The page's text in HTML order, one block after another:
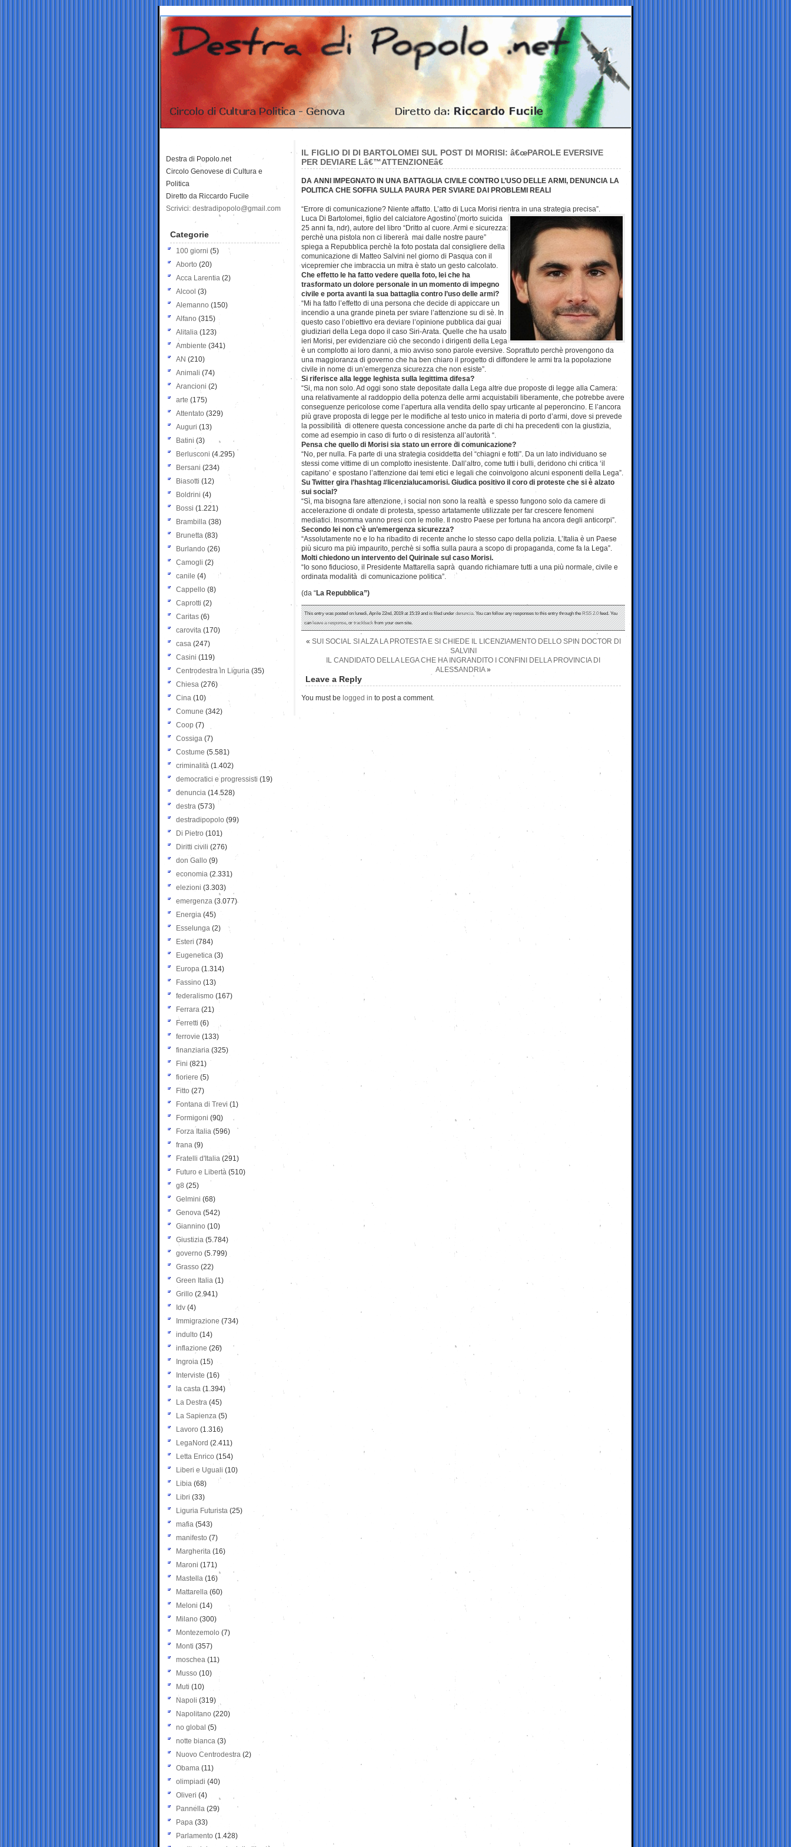
IL FIGLIO DI DI BARTOLOMEI SUL POST DI MORISI: â€œPAROLE EVERSIVE
PER DEVIARE Lâ€™ATTENZIONEâ€
DA ANNI IMPEGNATO IN UNA BATTAGLIA CIVILE CONTRO L’USO DELLE ARMI, DENUNCIA LA
POLITICA CHE SOFFIA SULLA PAURA PER SVIARE DAI PROBLEMI REALI
“Errore di comunicazione? Niente affatto. L’atto di Luca Morisi rientra in una strategia precisa”.
Luca Di Bartolomei, figlio del calciatore Agostino (morto suicida
25 anni fa, ndr), autore del libro “Dritto al cuore. Armi e sicurezza:
perchè una pistola non ci libererà mai dalle nostre paure”
spiega a Repubblica perchè la foto postata dal consigliere della
comunicazione di Matteo Salvini nel giorno di Pasqua con il
vicepremier che imbraccia un mitra è stato un gesto calcolato.
Che effetto le ha fatto vedere quella foto, lei che ha
trasformato un dolore personale in un momento di impegno
civile e porta avanti la sua battaglia contro l’uso delle armi?
“Mi ha fatto l’effetto di una persona che decide di appiccare un
incendio a una grande pineta per sviare l’attenzione su di sè. In
questo caso l’obiettivo era deviare l’opinione pubblica dai guai
giudiziari della Lega dopo il caso Siri-Arata. Quelle che ha usato
ieri Morisi, per evidenziare ciò che secondo i dirigenti della Lega
è un complotto ai loro danni, a mio avviso sono parole eversive. Soprattuto perchè provengono da
una maggioranza di governo che ha ben chiaro il progetto di diffondere le armi tra la popolazione
civile in nome di un’emergenza sicurezza che non esiste”.
Si riferisce alla legge leghista sulla legittima difesa?
“Si, ma non solo. Ad oggi sono state depositate dalla Lega altre due proposte di legge alla Camera:
una relativamente al raddoppio della potenza delle armi acquistabili liberamente, che potrebbe avere
conseguenze pericolose come l’apertura alla vendita dello spay urticante al peperoncino. E l’ancora
più grave proposta di legge per le modifiche al testo unico in materia di porto d’armi, dove si prevede
la possibilità di ottenere questa concessione anche da parte di chi ha precedenti con la giustizia,
come ad esempio in caso di furto o di resistenza all’autorità “.
Pensa che quello di Morisi sia stato un errore di comunicazione?
“No, per nulla. Fa parte di una strategia cosiddetta del “chiagni e fotti”. Da un lato individuano se
stessi come vittime di un complotto inesistente. Dall’altro, come tutti i bulli, deridono chi critica ‘il
capitano’ e spostano l’attenzione dai temi etici e legali che coinvolgono alcuni esponenti della Lega”.
Su Twitter gira l’hashtag #licenzialucamorisi. Giudica positivo il coro di proteste che si è alzato
sui social?
“Sì, ma bisogna fare attenzione, i social non sono la realtà e spesso fungono solo da camere di
accelerazione di ondate di protesta, spesso artatamente utilizzate per far crescere fenomeni
mediatici. Insomma vanno presi con le molle. Il nostro Paese per fortuna ha ancora degli anticorpi”.
Secondo lei non c’è un’emergenza sicurezza?
“Assolutamente no e lo ha ribadito di recente anche lo stesso capo della polizia. L’Italia è un Paese
più sicuro ma più impaurito, perchè si soffia sulla paura a scopo di propaganda, come fa la Lega”.
Molti chiedono un intervento del Quirinale sul caso Morisi.
“Io sono fiducioso, il Presidente Mattarella saprà quando richiamare tutti a una più normale, civile e
ordinata modalità di comunicazione politica”.
(da “La Repubblica”)
This entry was posted on lunedì, Aprile 22nd, 2019 at 15:19 and is filed underdenuncia. You can follow any responses to this entry through theRSS 2.0feed. You
canleave a response, ortrackbackfrom your own site.
« SUI SOCIAL SI ALZA LA PROTESTA E SI CHIEDE IL LICENZIAMENTO DELLO SPIN DOCTOR DI
SALVINI
IL CANDIDATO DELLA LEGA CHE HA INGRANDITO I CONFINI DELLA PROVINCIA DI
ALESSANDRIA»
Leave a Reply
You must be logged in to post a comment.
Destra di Popolo.net
Circolo Genovese di Cultura e
Politica
Diretto da Riccardo Fucile
Scrivici: destradipopolo@gmail.com
Categorie
100 giorni (5)
Aborto (20)
Acca Larentia (2)
Alcool (3)
Alemanno (150)
Alfano (315)
Alitalia (123)
Ambiente (341)
AN (210)
Animali (74)
Arancioni (2)
arte (175)
Attentato (329)
Auguri (13)
Batini (3)
Berlusconi (4.295)
Bersani (234)
Biasotti (12)
Boldrini (4)
Bossi (1.221)
Brambilla (38)
Brunetta (83)
Burlando (26)
Camogli (2)
canile (4)
Cappello (8)
Caprotti (2)
Caritas (6)
carovita (170)
casa (247)
Casini (119)
Centrodestra in Liguria (35)
Chiesa (276)
Cina (10)
Comune (342)
Coop (7)
Cossiga (7)
Costume (5.581)
criminalità (1.402)
democratici e progressisti (19)
denuncia (14.528)
destra (573)
destradipopolo (99)
Di Pietro (101)
Diritti civili (276)
don Gallo (9)
economia (2.331)
elezioni (3.303)
emergenza (3.077)
Energia (45)
Esselunga (2)
Esteri (784)
Eugenetica (3)
Europa (1.314)
Fassino (13)
federalismo (167)
Ferrara (21)
Ferretti (6)
ferrovie (133)
finanziaria (325)
Fini (821)
fioriere (5)
Fitto (27)
Fontana di Trevi (1)
Formigoni (90)
Forza Italia (596)
frana (9)
Fratelli d'Italia (291)
Futuro e Libertà (510)
g8 (25)
Gelmini (68)
Genova (542)
Giannino (10)
Giustizia (5.784)
governo (5.799)
Grasso (22)
Green Italia (1)
Grillo (2.941)
Idv (4)
Immigrazione (734)
indulto (14)
inflazione (26)
Ingroia (15)
Interviste (16)
la casta (1.394)
La Destra (45)
La Sapienza (5)
Lavoro (1.316)
LegaNord (2.411)
Letta Enrico (154)
Liberi e Uguali (10)
Libia (68)
Libri (33)
Liguria Futurista (25)
mafia (543)
manifesto (7)
Margherita (16)
Maroni (171)
Mastella (16)
Mattarella (60)
Meloni (14)
Milano (300)
Montezemolo (7)
Monti (357)
moschea (11)
Musso (10)
Muti (10)
Napoli (319)
Napolitano (220)
no global (5)
notte bianca (3)
Nuovo Centrodestra (2)
Obama (11)
olimpiadi (40)
Oliveri (4)
Pannella (29)
Papa (33)
Parlamento (1.428)